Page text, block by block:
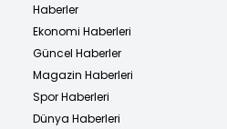
Haberler
Ekonomi Haberleri
Güncel Haberler
Magazin Haberleri
Spor Haberleri
Dünya Haberleri